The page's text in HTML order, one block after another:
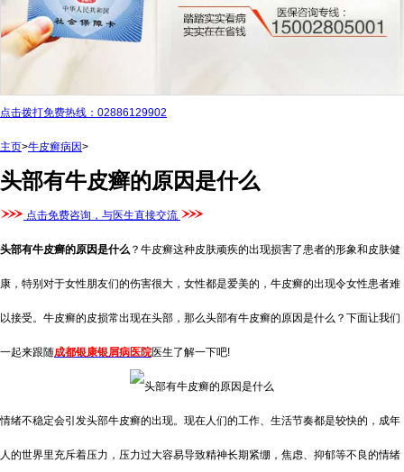
点击拨打免费热线：02886129902
主页>牛皮癣病因>
头部有牛皮癣的原因是什么
点击免费咨询，与医生直接交流
头部有牛皮癣的原因是什么 ？牛皮癣这种皮肤顽疾的出现损害了患者的形象和皮肤健
康，特别对于女性朋友们的伤害很大，女性都是爱美的，牛皮癣的出现令女性患者难
以接受。牛皮癣的皮损常出现在头部，那么头部有牛皮癣的原因是什么？下面让我们
一起来跟随成都银康银屑病医院医生了解一下吧!
情绪不稳定会引发头部牛皮癣的出现。现在人们的工作、生活节奏都是较快的，成年
人的世界里充斥着压力，压力过大容易导致精神长期紧绷，焦虑、抑郁等不良的情绪